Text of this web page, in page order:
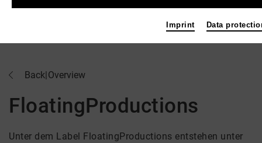
Back|Overview
FloatingProductions
Unter dem Label FloatingProductions entstehen unter
Imprint Data